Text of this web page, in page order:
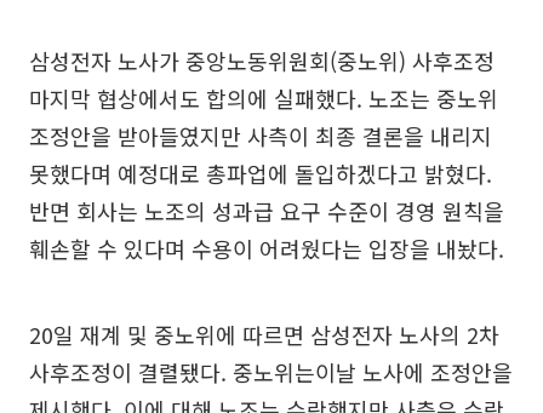
삼성전자 노사가 중앙노동위원회(중노위) 사후조정
마지막 협상에서도 합의에 실패했다. 노조는 중노위
조정안을 받아들였지만 사측이 최종 결론을 내리지
못했다며 예정대로 총파업에 돌입하겠다고 밝혔다.
반면 회사는 노조의 성과급 요구 수준이 경영 원칙을
훼손할 수 있다며 수용이 어려웠다는 입장을 내놨다.
20일 재계 및 중노위에 따르면 삼성전자 노사의 2차
사후조정이 결렬됐다. 중노위는이날 노사에 조정안을